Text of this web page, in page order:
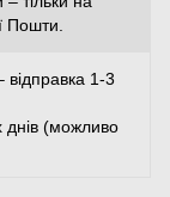
Пошти.
відправка 1-3
(можливо